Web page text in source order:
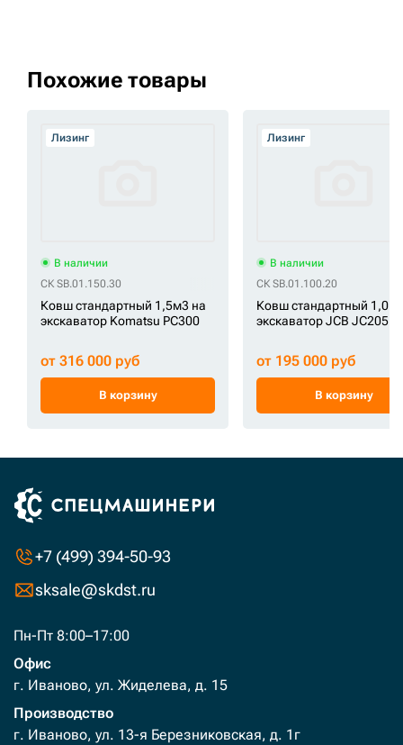
Похожие товары
Лизинг
В наличии
СК SB.01.150.30
Ковш стандартный 1,5м3 на
экскаватор Komatsu PC300
от 316 000 руб
В корзину
Лизинг
В наличии
СК SB.01.100.20
Ковш стандартный
экскаватор JCB JC205
от 195 000 руб
В корзину
+7 (499) 394-50-93
sksale@skdst.ru
Пн-Пт 8:00–17:00
Офис
г. Иваново, ул. Жиделева, д. 15
Производство
г. Иваново, ул. 13-я Березниковская, д. 1г